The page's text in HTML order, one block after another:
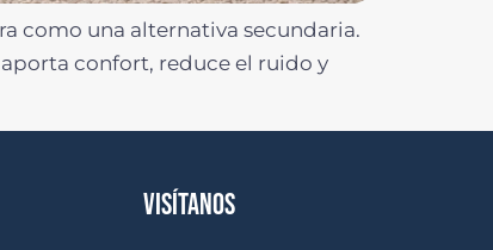
como una alternativa secundaria.
confort, reduce el ruido y
VISÍTANOS